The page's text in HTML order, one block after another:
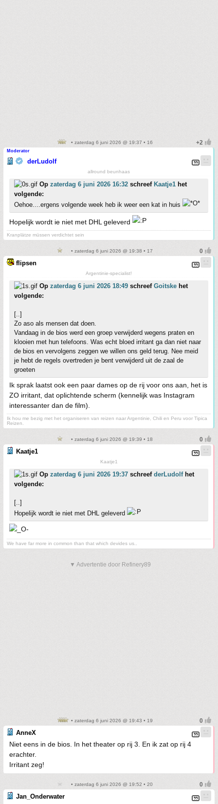
• zaterdag 6 juni 2026 @ 19:37 • 16
Moderator
derLudolf
allround beunhaas
Op zaterdag 6 juni 2026 16:32 schreef Kaatje1 het
volgende:
Oehoe....ergens volgende week heb ik weer een kat in huis
Hopelijk wordt ie niet met DHL geleverd
Kranplätze müssen verdichtet sein
• zaterdag 6 juni 2026 @ 19:38 • 17
flipsen
Argentinie-specialist!
Op zaterdag 6 juni 2026 18:49 schreef Goitske het
volgende:
[..]
Zo aso als mensen dat doen.
Vandaag in de bios werd een groep verwijderd wegens praten en
klooien met hun telefoons. Was echt bloed irritant ga dan niet naar
de bios en vervolgens zeggen we willen ons geld terug. Nee meid
je hebt de regels overtreden je bent verwijderd uit de zaal de
groeten
Ik sprak laatst ook een paar dames op de rij voor ons aan, het is
ZO irritant, dat oplichtende scherm (kennelijk was Instagram
interessanter dan de film).
Ik hou me bezig met het organiseren van reizen naar Argentinie, Chili en Peru voor Tipica
Reizen.
• zaterdag 6 juni 2026 @ 19:39 • 18
Kaatje1
Kaatje1
Op zaterdag 6 juni 2026 19:37 schreef derLudolfhet
volgende:
[..]
Hopelijk wordt ie niet met DHL geleverd
We have far more in common than that which devides us..
▼ Advertentie door Refinery89
• zaterdag 6 juni 2026 @ 19:43 • 19
AnneX
Niet eens in de bios. In het theater op rij 3. En ik zat op rij 4
erachter.
Irritant zeg!
• zaterdag 6 juni 2026 @ 19:52 • 20
Jan_Onderwater